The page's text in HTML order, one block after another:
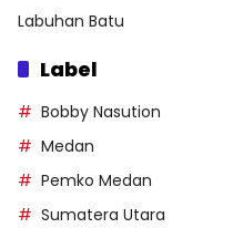
Labuhan Batu
Label
Bobby Nasution
Medan
Pemko Medan
Sumatera Utara